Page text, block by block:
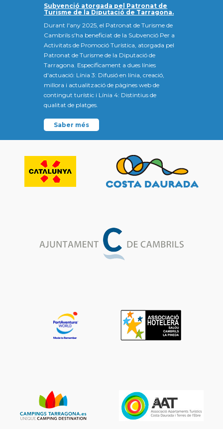
Subvenció atorgada pel Patronat de
Turisme de la Diputació de Tarragona.
Durant l'any 2025, el Patronat de Turisme de
Cambrils s'ha beneficiat de la Subvenció Per a
Activitats de Promoció Turística, atorgada pel
Patronat de Turisme de la Diputació de
Tarragona. Específicament a dues línies
d'actuació: Línia 3: Difusió en línia, creació,
millora i actualització de pàgines web de
contingut turístic i Línia 4: Distintius de
qualitat de platges.
Saber més